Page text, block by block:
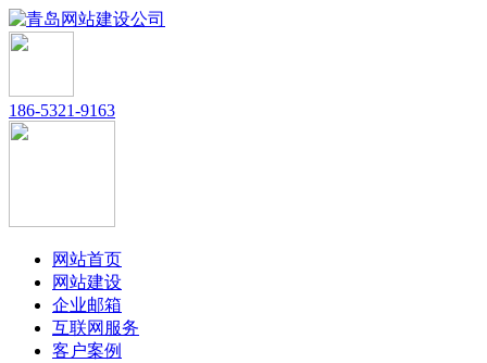
186-5321-9163
网站首页
网站建设
企业邮箱
互联网服务
客户案例